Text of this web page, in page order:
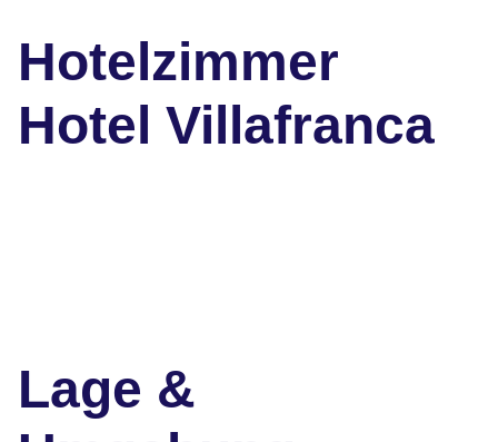
Hotelzimmer
Hotel Villafranca
Lage &